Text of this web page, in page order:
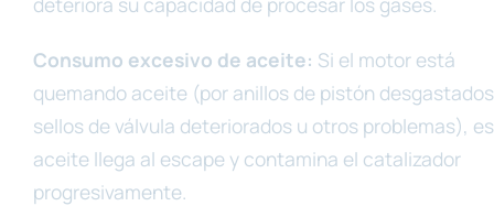
Consumo excesivo de aceite: Si el motor está
quemando aceite (por anillos de pistón
sellos de válvula deteriorados u otros problemas),
aceite llega al escape y contamina el catalizador
progresivamente.